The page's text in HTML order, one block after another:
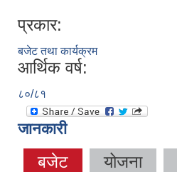
प्रकार:
बजेट तथा कार्यक्रम
आर्थिक वर्ष:
८०/८१
जानकारी
बजेट योजना